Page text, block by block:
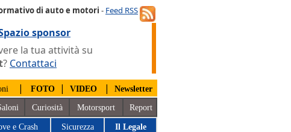
di auto e motori - Feed RSS
sponsor
la tua attività su
? Contattaci
| FOTO | VIDEO | Newsletter
Curiosità Motorsport Report
e Crash Sicurezza Il Legale